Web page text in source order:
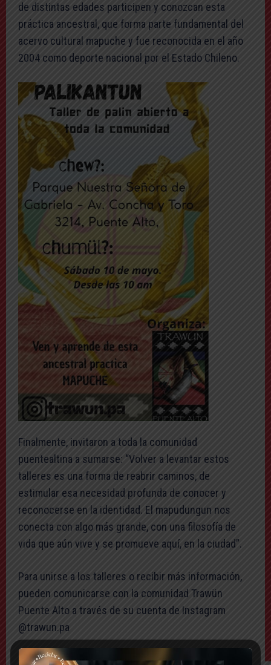
de distintas edades participen y conozcan esta
práctica ancestral, que forma parte fundamental del
acervo cultural mapuche y fue reconocida en el año
2004 como deporte nacional por el Estado Chileno.
Finalmente, invitaron a toda la comunidad
puentealtina a sumarse: “Volver a levantar estos
talleres es una forma de reabrir caminos, de
estimular esa necesidad profunda de conocer y
reconocerse en la identidad. El mapudungun nos
conecta con algo más grande, con una filosofía de
vida que aún vive y se promueve aquí, en la ciudad”.
Para unirse a los talleres o recibir más información,
pueden comunicarse con la comunidad Trawün
Puente Alto a través de su cuenta de Instagram
@trawun.pa